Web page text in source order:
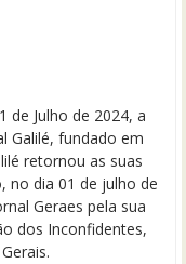
de Julho de 2024, a
Galilé, fundado em
retornou as suas
no dia 01 de julho de
Geraes pela sua
dos Inconfidentes,